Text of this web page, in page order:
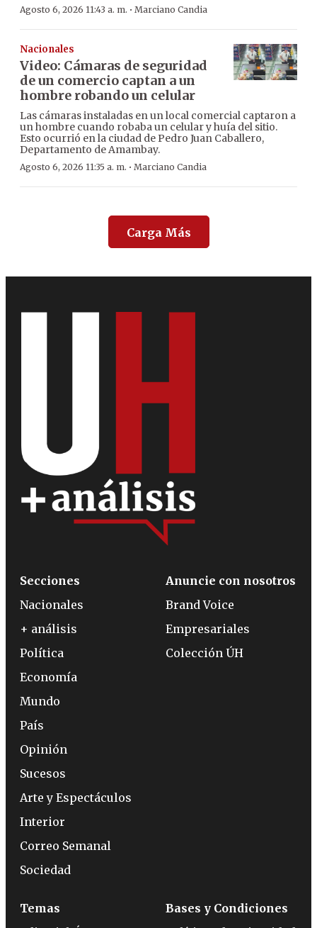
Agosto 6, 2026 11:43 a. m. · Marciano Candia
Nacionales
Video: Cámaras de seguridad
de un comercio captan a un
hombre robando un celular
Las cámaras instaladas en un local comercial captaron a
un hombre cuando robaba un celular y huía del sitio.
Esto ocurrió en la ciudad de Pedro Juan Caballero,
Departamento de Amambay.
Agosto 6, 2026 11:35 a. m. · Marciano Candia
Carga Más
Secciones
Nacionales
+ análisis
Política
Economía
Mundo
País
Opinión
Sucesos
Arte y Espectáculos
Interior
Correo Semanal
Sociedad
Anuncie con nosotros
Brand Voice
Empresariales
Colección ÚH
Temas
Bases y Condiciones